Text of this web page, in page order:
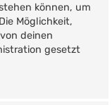
können, um
Möglichkeit,
deinen
gesetzt